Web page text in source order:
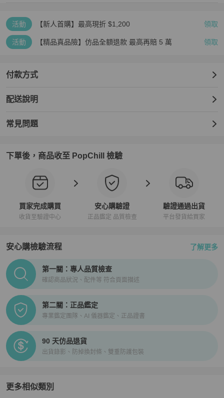
活動 【新人首購】最高現折 $1,200 領取
活動 【精品真品險】仿品全額退款 最高再賠 5 萬 領取
付款方式
配送說明
常見問題
下單後，商品收至 PopChill 檢驗
買家完成購買
收貨至驗證中心
安心購驗證
正品鑑定 品質檢查
驗證通過出貨
平台發貨給買家
安心購檢驗流程 了解更多
PopChill拍拍圈正品驗證、安心購檢驗流程介紹
第一關：專人品質檢查
確認商品狀況、配件等 符合頁面描述
第二關：正品鑑定
專業鑑定團隊、AI 儀器鑑定、正品證書
90 天仿品退貨
出貨錄影、防掉換封條、雙重防護包裝
更多相似類別